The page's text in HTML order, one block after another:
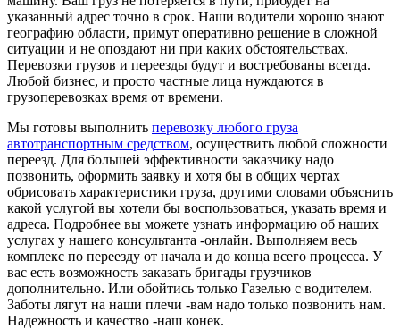
указанный адрес точно в срок. Наши водители хорошо знают
географию области, примут оперативно решение в сложной
ситуации и не опоздают ни при каких обстоятельствах.
Перевозки грузов и переезды будут и востребованы всегда.
Любой бизнес, и просто частные лица нуждаются в
грузоперевозках время от времени.
Мы готовы выполнить перевозку любого груза
автотранспортным средством, осуществить любой сложности
переезд. Для большей эффективности заказчику надо
позвонить, оформить заявку и хотя бы в общих чертах
обрисовать характеристики груза, другими словами объяснить
какой услугой вы хотели бы воспользоваться, указать время и
адреса. Подробнее вы можете узнать информацию об наших
услугах у нашего консультанта -онлайн. Выполняем весь
комплекс по переезду от начала и до конца всего процесса. У
вас есть возможность заказать бригады грузчиков
дополнительно. Или обойтись только Газелью с водителем.
Заботы лягут на наши плечи -вам надо только позвонить нам.
Надежность и качество -наш конек.